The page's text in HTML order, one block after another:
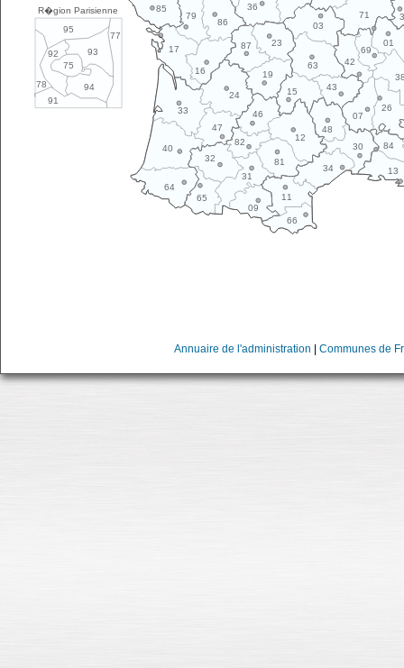
R�gion Parisienne
77
78
91
95
93
75
94
92
11
12
13
15
16
17
19
23
24
26
30
31
32
33
34
36
40
42
43
46
47
48
63
64
65
66
69
01
03
07
09
71
79
81
82 84
85
86
87
Annuaire de l'administration Communes de